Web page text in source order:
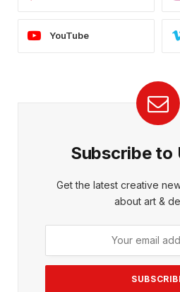
YouTube
Subscribe to
Get the latest creative
about art &